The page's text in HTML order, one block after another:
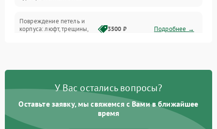
Повреждение петель и
корпуса: люфт, трещины,
3500 ₽ Подробнее →
быстрая разрядка,
2500 ₽ Подробнее →
Неисправность зарядного
питания
2000 ₽ Подробнее →
У Вас остались вопросы?
Оставьте заявку, мы свяжемся с Вами в ближайшее
время